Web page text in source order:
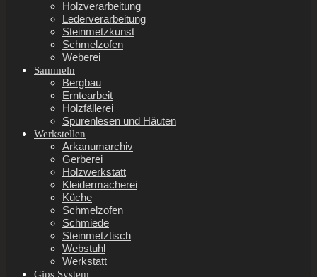
Holzverarbeitung
Lederverarbeitung
Steinmetzkunst
Schmelzofen
Weberei
Sammeln
Bergbau
Erntearbeit
Holzfällerei
Spurenlesen und Häuten
Werkstellen
Arkanumarchiv
Gerberei
Holzwerkstatt
Kleidermacherei
Küche
Schmelzofen
Schmiede
Steinmetztisch
Webstuhl
Werkstatt
Gips System